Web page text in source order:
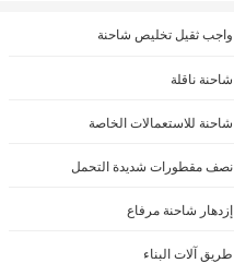
واجب ثقيل تخليص شاحنة
شاحنة ناقلة
شاحنة للاستعمالات الخاصة
نصف مقطورات شديدة التحمل
إزدهار شاحنة مرفاع
طريق آلات البناء